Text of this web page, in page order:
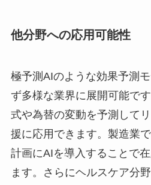
他分野への応用可能性
極予測AIのような効果予測
ず多様な業界に展開可能で
式や為替の変動を予測して
援に応用できます。製造業
計画にAIを導入することで
ます。さらにヘルスケア分